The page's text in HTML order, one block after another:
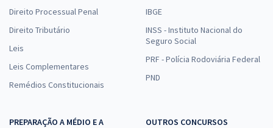
Direito Processual Penal
Direito Tributário
Leis
Leis Complementares
Remédios Constitucionais
IBGE
INSS - Instituto Nacional do
Seguro Social
PRF - Polícia Rodoviária Federal
PND
PREPARAÇÃO A MÉDIO E A
OUTROS CONCURSOS